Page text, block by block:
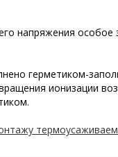
напряжения особое
герметиком-
ионизации